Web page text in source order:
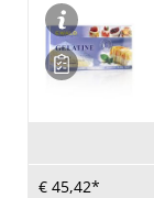
€ 45,42*